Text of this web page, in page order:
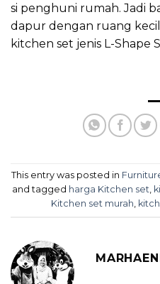
si penghuni rumah. Jadi
dapur dengan ruang
kitchen set jenis L-Shape
This entry was posted in
and tagged harga Kitchen set,
Kitchen set murah,